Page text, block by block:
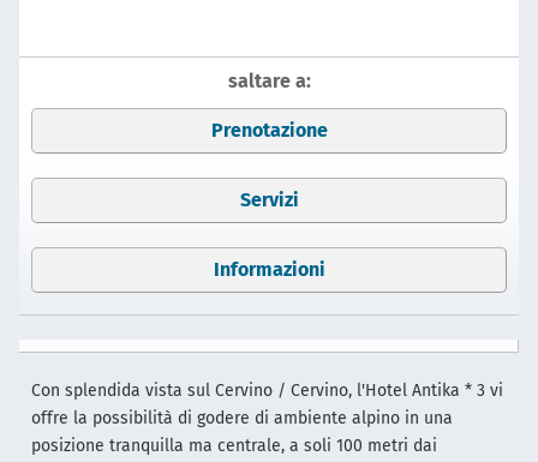
saltare a:
Prenotazione
Servizi
Informazioni
Con splendida vista sul Cervino / Cervino, l'Hotel Antika * 3 vi
offre la possibilità di godere di ambiente alpino in una
posizione tranquilla ma centrale, a soli 100 metri dai